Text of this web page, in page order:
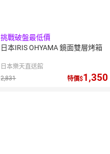
挑戰破盤最低價
日本IRIS OHYAMA 鏡面雙層烤箱
日本樂天直送館
2,831
特價 1,350